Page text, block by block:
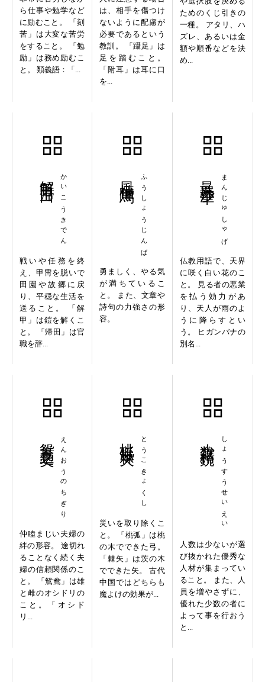
ら仕事や勉学など
に励むこと。 「刻
苦」は大変な苦労
をすること。 「勉
励」は務め励むこ
と。 類義語：「...
は、相手を傷つけ
ないように配慮が
必要であるという
教訓。 「躡足」は
足を踏むこと。
「附耳」は耳に口
を...
ためのくじ引きの
一種。 アタリ、ハ
ズレ、あるいは金
額や順番などを決
め...
かいこうきでん
戦いや任務を終
え、甲冑を脱いで
田園や故郷に戻
り、平穏な生活を
送ること。 「解
甲」は鎧を解くこ
と。 「帰田」は官
職を辞...
ふうしょうじんば
勇ましく、やる気
が満ちているこ
と。 また、文章や
詩句の力強さの形
容。
まんじゅしゃげ
仏教用語で、天界
に咲く白い花のこ
と。 見る者の悪業
を払う効力があ
り、天人が雨のよ
うに降らすとい
う。 ヒガンバナの
別名...
えんおうのちぎり
仲睦まじい夫婦の
絆の形容。 途切れ
ることなく続く夫
婦の信頼関係のこ
と。 「鴛鴦」は雄
と雌のオシドリの
こと。「オシド
リ...
とうこきょくし
災いを取り除くこ
と。 「桃弧」は桃
の木でできた弓。
「棘矢」は茨の木
でできた矢。 古代
中国ではどちらも
魔よけの効果が...
しょうすうせいえい
人数は少ないが選
び抜かれた優秀な
人材が集まってい
ること。 また、人
員を増やさずに、
優れた少数の者に
よって事を行おう
と...